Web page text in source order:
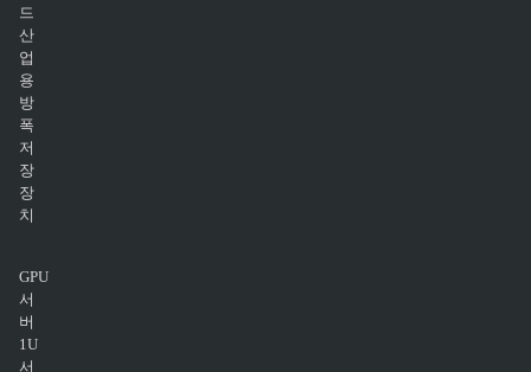
드
산
업
용
방
폭
저
장
장
치
GPU
서
버
1U
서